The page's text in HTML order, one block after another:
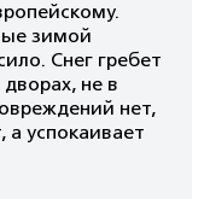
зимой
Снег гребет
не в
нет,
успокаивает